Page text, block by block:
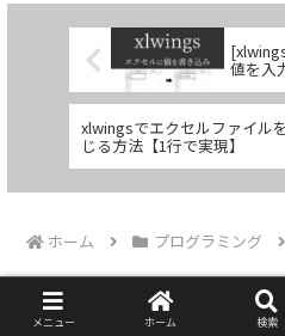
値を入
xlwingsでエクセルファイル
じる方法【1行で実現】
ホーム プログラミング
メニュー ホーム 検索